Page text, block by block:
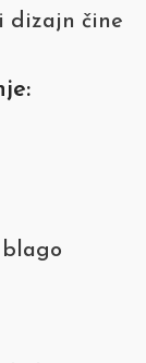
dizajn čine